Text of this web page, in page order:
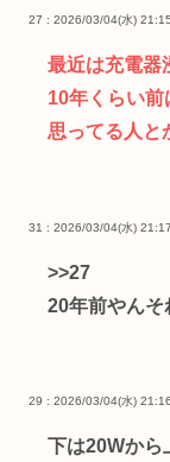
27 : 2026/03/04(水)
最近は充電器
10年くらい
思ってる人と
31 : 2026/03/04(水)
>>27
20年前やんそ
29 : 2026/03/04(水)
下は20Wか